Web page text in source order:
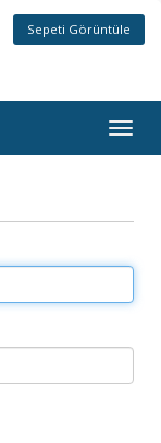
Sepeti Görüntüle